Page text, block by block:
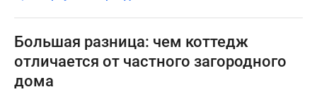
Готовые
новостройки
Новостройки
карте
Большая разница: чем коттедж
отличается от частного загородного
дома